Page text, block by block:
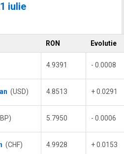
iulie
RON Evolutie
4.9391 - 0.0008
(USD) 4.8513 + 0.0291
5.7950 - 0.0006
(CHF) 4.9928 + 0.0153